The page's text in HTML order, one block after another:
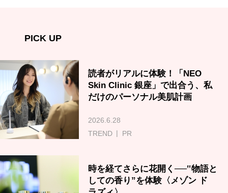
PICK UP
読者がリアルに体験！「NEO
Skin Clinic 銀座」で出合う、私
だけのパーソナル美肌計画
2026.6.28
TREND
PR
時を経てさらに花開く──‟物語と
しての香り”を体験〈メゾン ド